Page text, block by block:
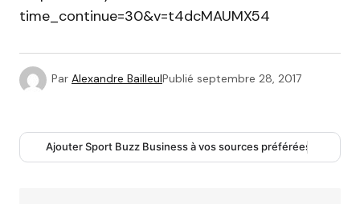
time_continue=30&v=t4dcMAUMX54
Par Alexandre BailleulPublié septembre 28, 2017
Ajouter Sport Buzz Business à vos sources préférées